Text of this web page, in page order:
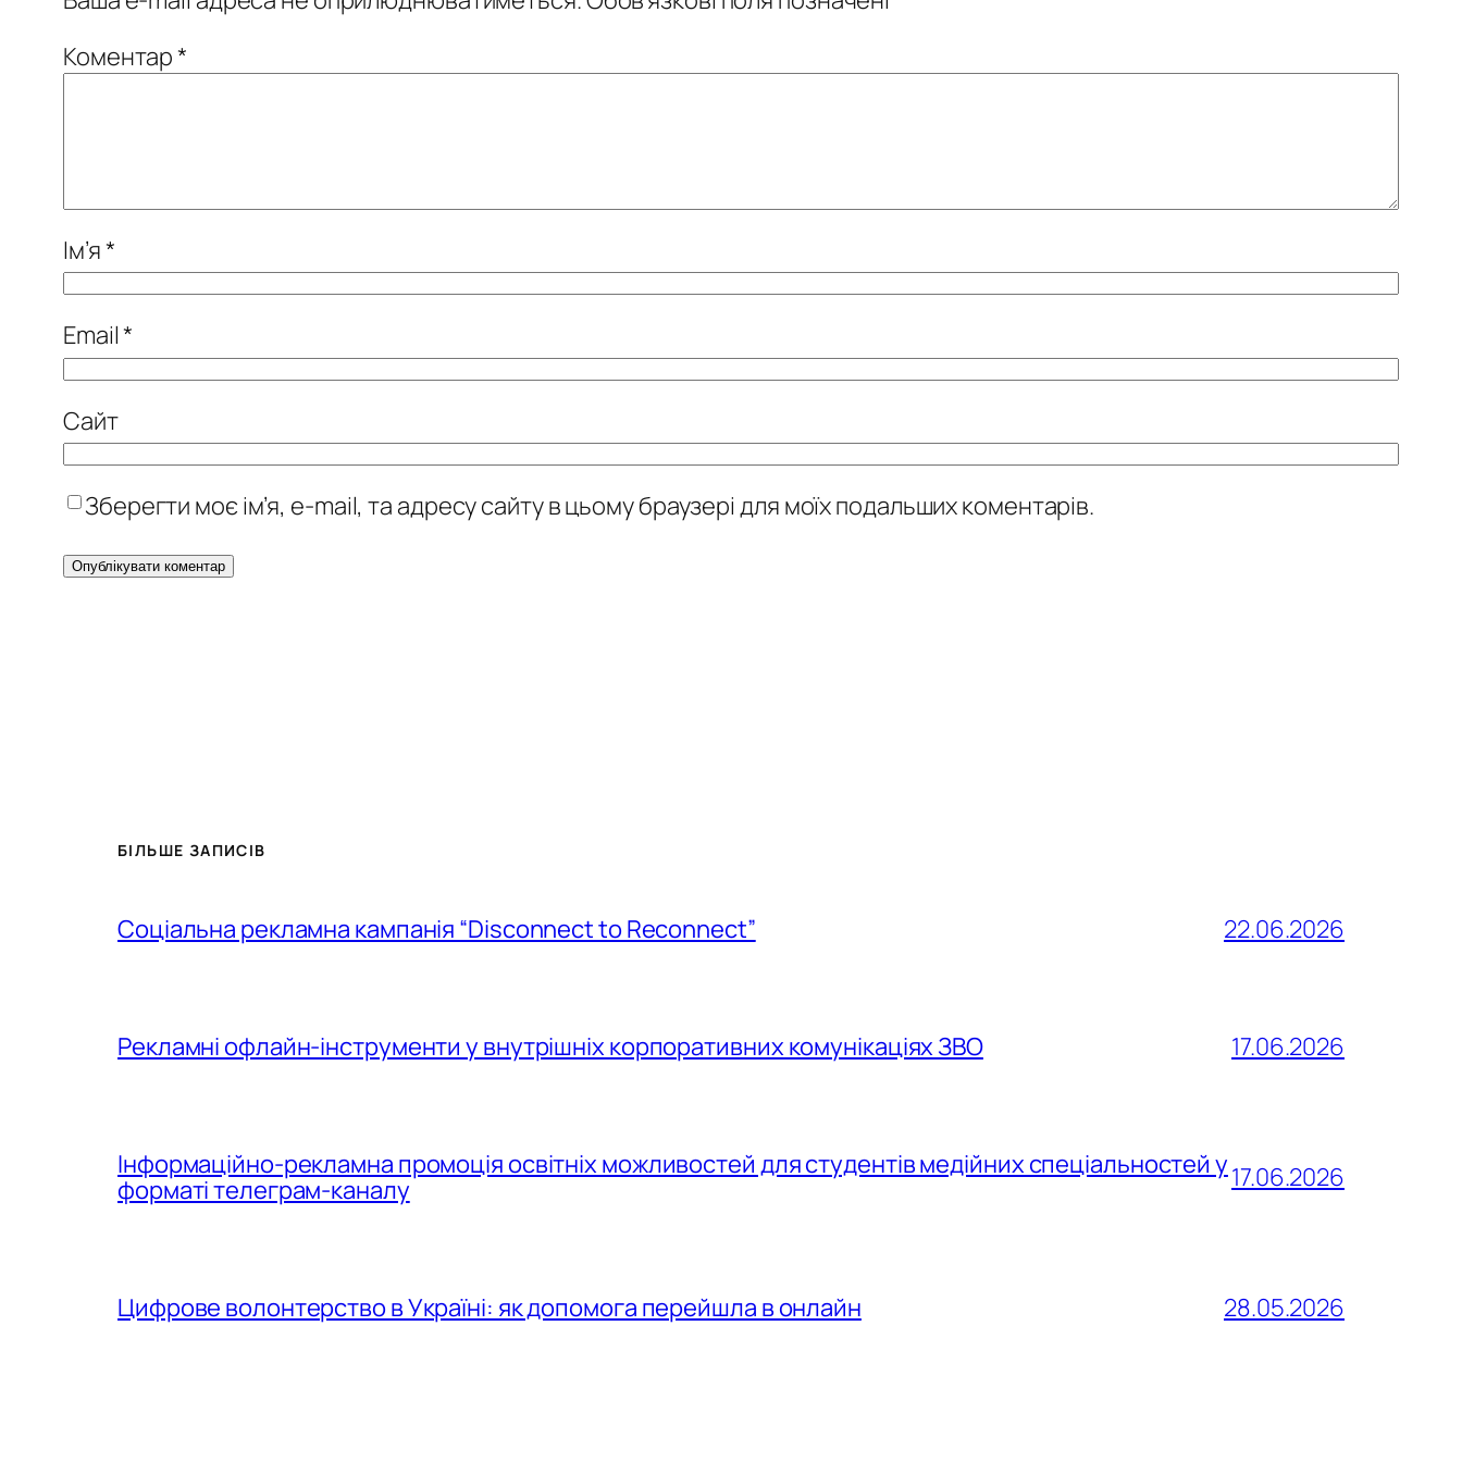
Коментар*
Ім’я*
Email*
Сайт
Зберегти моє ім’я, e-mail, та адресу сайту в цьому браузері для моїх подальших коментарів.
БІЛЬШЕ ЗАПИСІВ
Соціальна рекламна кампанія “Disconnect to Reconnect” 22.06.2026
Рекламні офлайн-інструменти у внутрішніх корпоративних комунікаціях ЗВО 17.06.2026
Інформаційно-рекламна промоція освітніх можливостей для студентів медійних спеціальностей у
форматі телеграм-каналу
17.06.2026
Цифрове волонтерство в Україні: як допомога перейшла в онлайн 28.05.2026